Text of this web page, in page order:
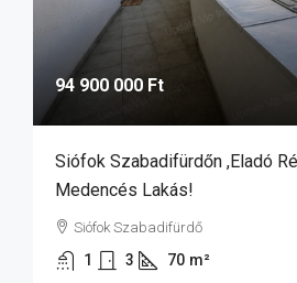
94 900 000 Ft
Siófok Szabadifürdőn ,eladó
Medencés Lakás!
Siófok Szabadifürdő
1 3 70 m²